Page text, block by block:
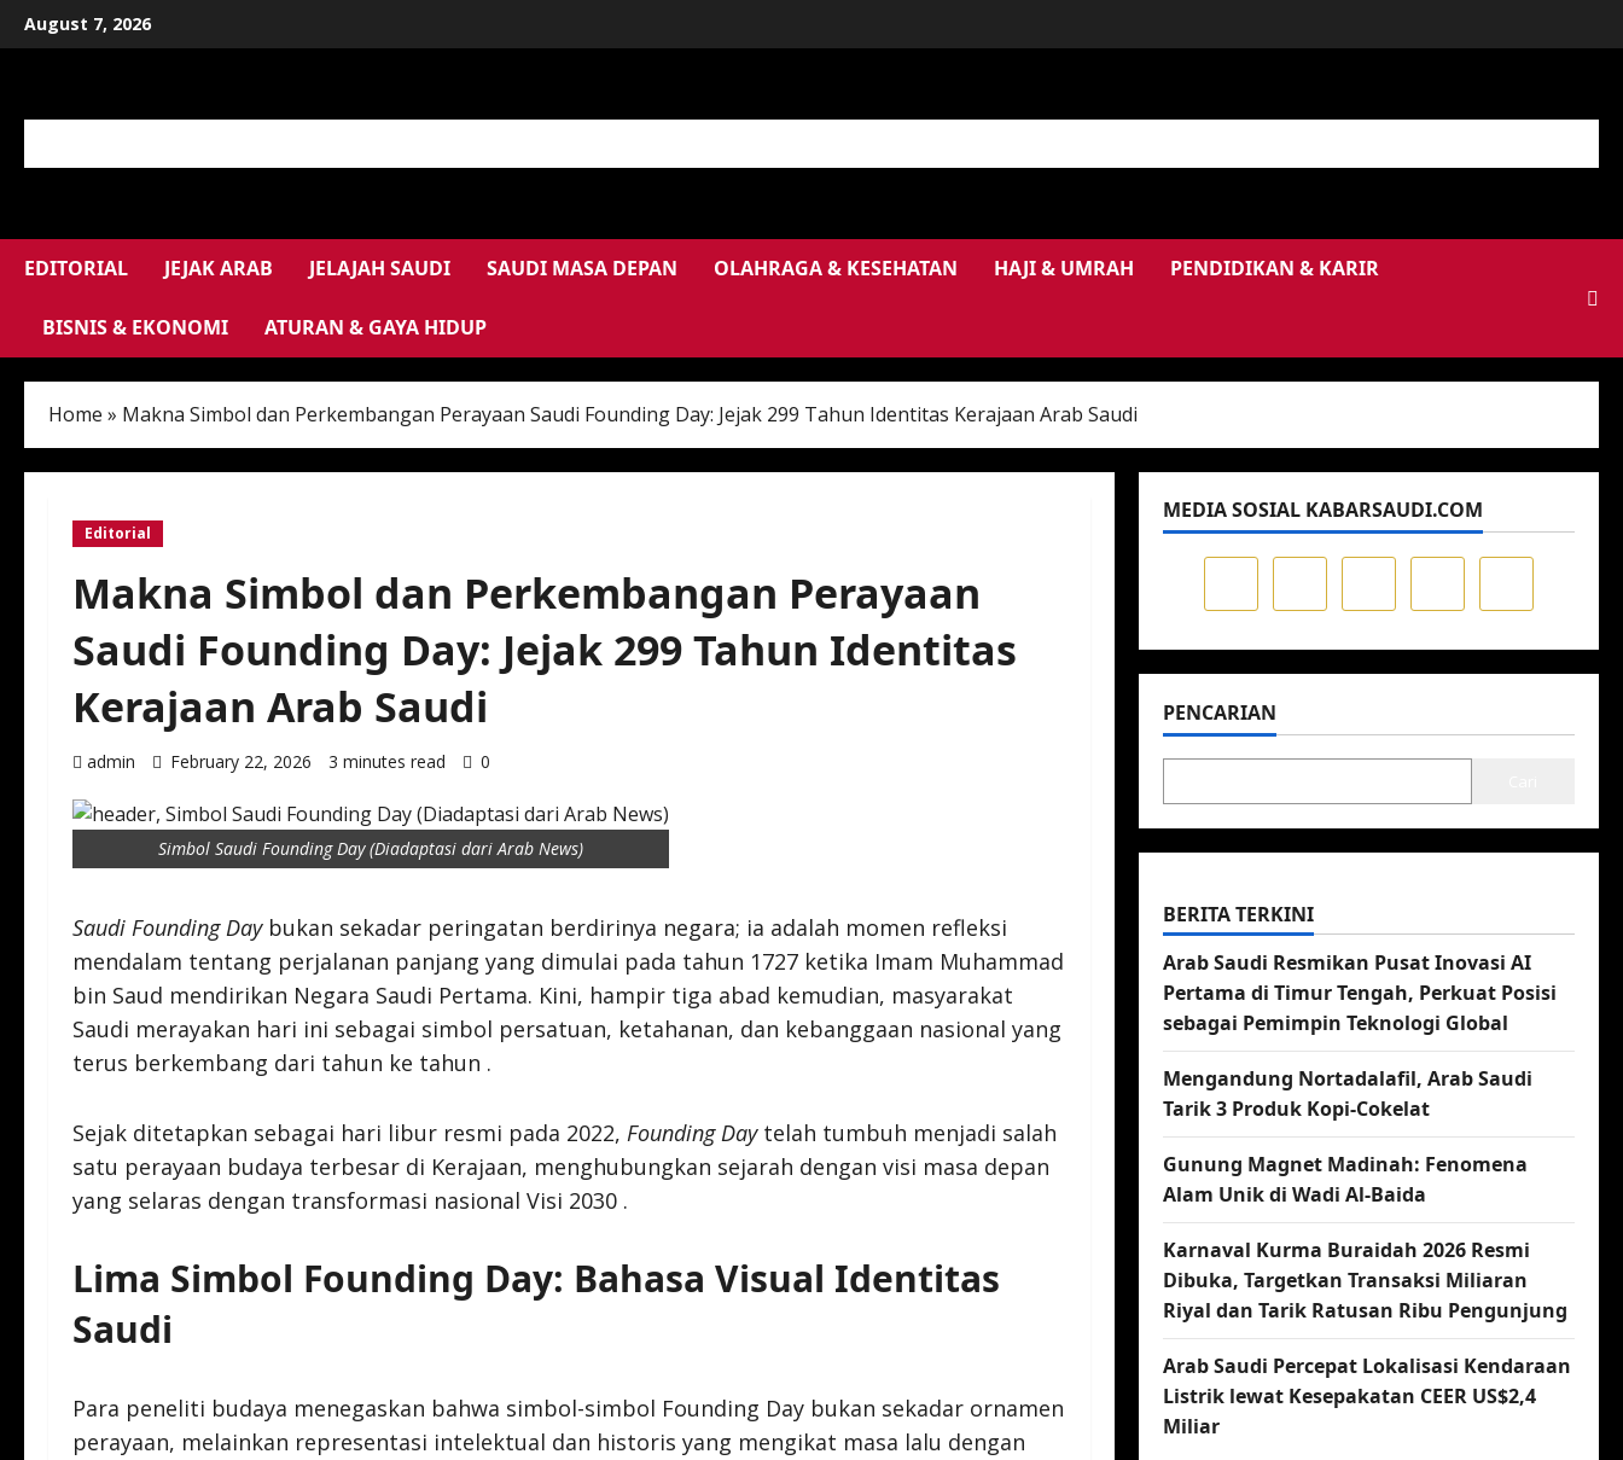
Skip
to
August 7, 2026
EDITORIAL JEJAK ARAB JELAJAH SAUDI SAUDI MASA DEPAN OLAHRAGA & KESEHATAN HAJI & UMRAH PENDIDIKAN & KARIR
BISNIS & EKONOMI ATURAN & GAYA HIDUP
Home » Makna Simbol dan Perkembangan Perayaan Saudi Founding Day: Jejak 299 Tahun Identitas Kerajaan Arab Saudi
Editorial
Makna Simbol dan Perkembangan Perayaan
Saudi Founding Day: Jejak 299 Tahun Identitas
Kerajaan Arab Saudi
admin February 22, 2026 3 minutes read 0
Simbol Saudi Founding Day (Diadaptasi dari Arab News)
Saudi Founding Daybukan sekadar peringatan berdirinya negara; ia adalah momen refleksi
mendalam tentang perjalanan panjang yang dimulai pada tahun 1727 ketika Imam Muhammad
bin Saud mendirikan Negara Saudi Pertama. Kini, hampir tiga abad kemudian, masyarakat
Saudi merayakan hari ini sebagai simbol persatuan, ketahanan, dan kebanggaan nasional yang
terus berkembang dari tahun ke tahun .
Sejak ditetapkan sebagai hari libur resmi pada 2022, Founding Daytelah tumbuh menjadi salah
satu perayaan budaya terbesar di Kerajaan, menghubungkan sejarah dengan visi masa depan
yang selaras dengan transformasi nasional Visi 2030 .
Lima Simbol Founding Day: Bahasa Visual Identitas
Saudi
Para peneliti budaya menegaskan bahwa simbol-simbol Founding Day bukan sekadar ornamen
perayaan, melainkan representasi intelektual dan historis yang mengikat masa lalu dengan
MEDIA SOSIAL KABARSAUDI.COM
PENCARIAN
BERITA TERKINI
Arab Saudi Resmikan Pusat Inovasi AI
Pertama di Timur Tengah, Perkuat Posisi
sebagai Pemimpin Teknologi Global
Mengandung Nortadalafil, Arab Saudi
Tarik 3 Produk Kopi-Cokelat
Gunung Magnet Madinah: Fenomena
Alam Unik di Wadi Al-Baida
Karnaval Kurma Buraidah 2026 Resmi
Dibuka, Targetkan Transaksi Miliaran
Riyal dan Tarik Ratusan Ribu Pengunjung
Arab Saudi Percepat Lokalisasi Kendaraan
Listrik lewat Kesepakatan CEER US$2,4
Miliar